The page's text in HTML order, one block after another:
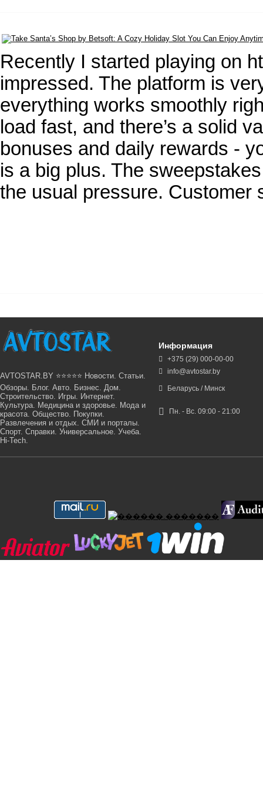
Recently I started playing on
impressed. The platform is
everything works smoothly
load fast, and there’s a solid
bonuses and daily rewards -
is a big plus. The
the usual pressure.
AVTOSTAR.BY ⭐⭐⭐⭐⭐ Новости. Статьи.
Обзоры. Блог. Авто. Бизнес. Дом.
Строительство. Игры. Интернет.
Культура. Медицина и здоровье. Мода и
красота. Общество. Покупки.
Развлечения и отдых. СМИ и порталы.
Спорт. Справки. Универсальное. Учеба.
Hi-Tech.
Информация
+375 (29) 000-00-00
info@avtostar.by
Беларусь / Минск
Пн. - Вс. 09:00 - 21:00